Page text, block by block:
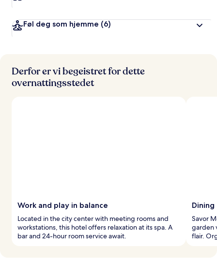
Føl deg som hjemme (6)
Derfor er vi begeistret for dette
overnattingsstedet
Work and play in balance
Located in the city center with meeting rooms and
workstations, this hotel offers relaxation at its spa. A
bar and 24-hour room service await.
Savor
garden
flair.